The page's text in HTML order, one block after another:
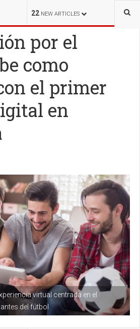
22 NEW ARTICLES
por el
como
el primer
en
virtual centrada en el
del fútbol